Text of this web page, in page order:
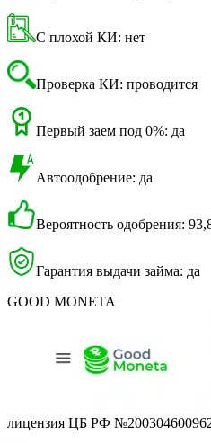
С плохой КИ: нет
Проверка КИ: проводится
Первый заем под 0%: да
Автоодобрение: да
Вероятность одобрения:
Гарантия выдачи займа: да
GOOD MONETA
лицензия ЦБ РФ